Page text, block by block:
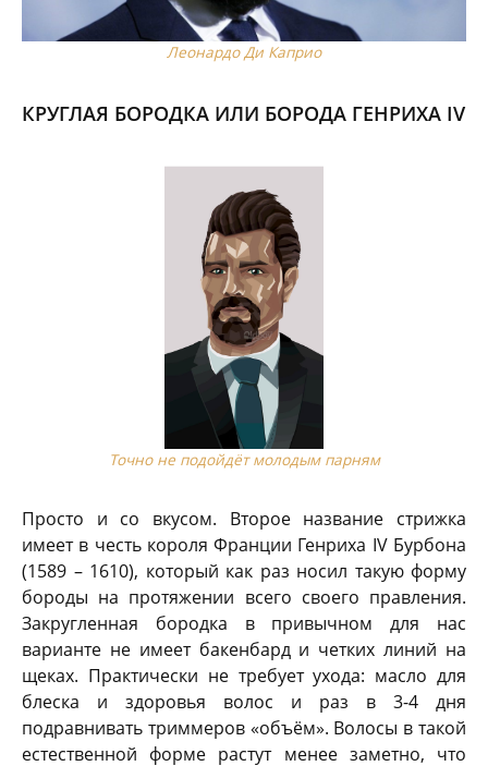
Леонардо Ди Каприо
КРУГЛАЯ БОРОДКА ИЛИ БОРОДА ГЕНРИХА IV
Точно не подойдёт молодым парням
Просто и со вкусом. Второе название стрижка
имеет в честь короля Франции Генриха IV Бурбона
(1589 – 1610), который как раз носил такую форму
бороды на протяжении всего своего правления.
Закругленная бородка в привычном для нас
варианте не имеет бакенбард и четких линий на
щеках. Практически не требует ухода: масло для
блеска и здоровья волос и раз в 3-4 дня
подравнивать триммеров «объём». Волосы в такой
естественной форме растут менее заметно, что